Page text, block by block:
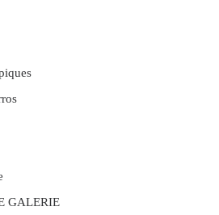
GALERIE